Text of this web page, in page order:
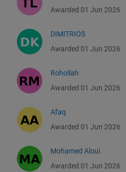
Awarded 01 Jun 2026
DIMITRIOS
Awarded 01 Jun 2026
Rohollah
Awarded 01 Jun 2026
Afaq
Awarded 01 Jun 2026
Mohamed Aloui
Awarded 01 Jun 2026